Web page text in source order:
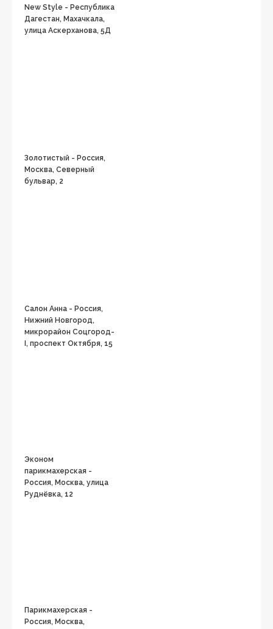
New Style - Республика
Дагестан, Махачкала,
улица Аскерханова, 5Д
Золотистый - Россия,
Москва, Северный
бульвар, 2
Салон Анна - Россия,
Нижний Новгород,
микрорайон Соцгород-
I, проспект Октября, 15
Эконом
парикмахерская -
Россия, Москва, улица
Руднёвка, 12
Парикмахерская -
Россия, Москва,